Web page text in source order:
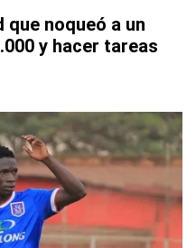
noqueó a un
y hacer tareas